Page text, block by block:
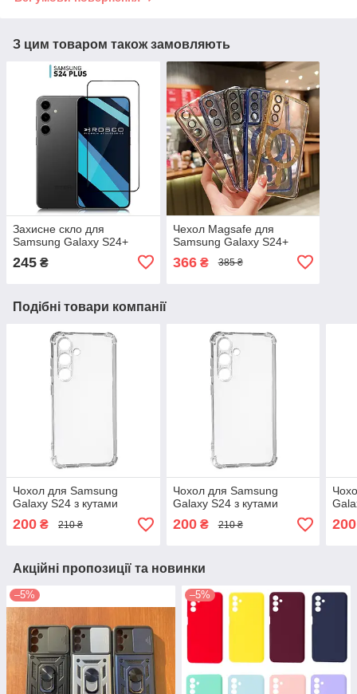
З цим товаром також замовляють
Захисне скло для
Samsung Galaxy S24+
245 ₴
Чехол Magsafe для
Samsung Galaxy S24+
366₴ 385 ₴
Подібні товари компанії
Чохол для Samsung
Galaxy S24 з кутами
200 ₴ 210 ₴
Чохол для Samsung
Galaxy S24 з кутами
200₴ 210 ₴ 200
Акційні пропозиції та новинки
–5% –5%